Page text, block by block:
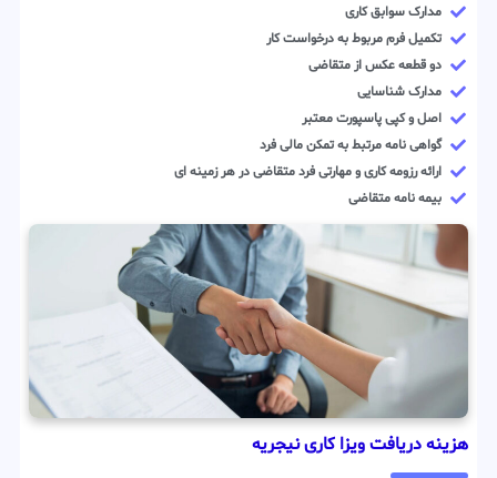
مدارک سوابق کاری
تکمیل فرم مربوط به درخواست کار
دو قطعه عکس از متقاضی
مدارک شناسایی
اصل و کپی پاسپورت معتبر
گواهی نامه مرتبط به تمکن مالی فرد
ارائه رزومه کاری و مهارتی فرد متقاضی در هر زمینه ای
بیمه نامه متقاضی
هزینه دریافت ویزا کاری نیجریه